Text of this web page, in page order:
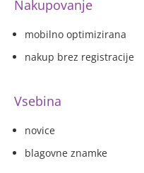
Nakupovanje
mobilno optimizirana
nakup brez registracije
Vsebina
novice
blagovne znamke